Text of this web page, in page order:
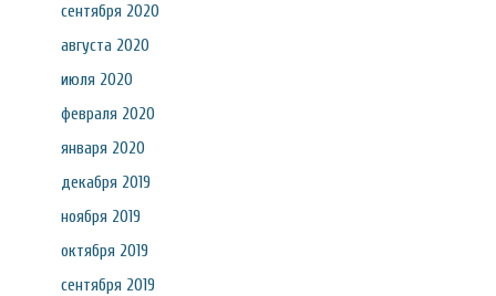
сентября 2020
августа 2020
июля 2020
февраля 2020
января 2020
декабря 2019
ноября 2019
октября 2019
сентября 2019